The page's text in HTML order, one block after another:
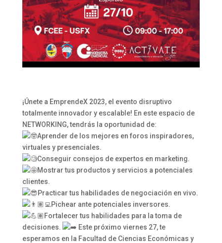
¡Únete a EmprendeX 2023, el evento disruptivo
totalmente innovador y escalable! En este espacio de
NETWORKING, tendrás la oportunidad de:
Aprender de los mejores en foros inspiradores,
virtuales y presenciales.
Conseguir consejos de expertos en marketing.
Mostrar tus productos y servicios a potenciales
clientes.
Practicar tus habilidades de negociación en vivo.
Pichear ante potenciales inversores.
Fortalecer tus habilidades para la toma de
decisiones.
Este próximo viernes 27, te
esperamos en la Facultad de Ciencias Económicas y